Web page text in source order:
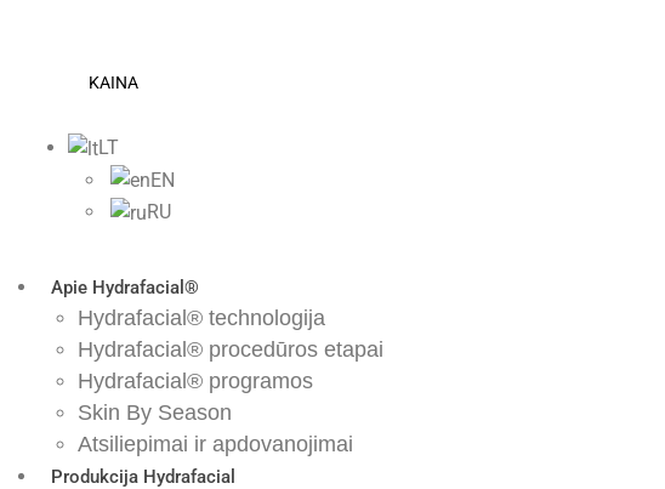
KAINA
LT
EN
RU
Apie Нydrafacial®
Hydrafacial® technologija
Hydrafacial® procedūros etapai
Hydrafacial® programos
Skin By Season
Atsiliepimai ir apdovanojimai
Produkcija Hydrafacial